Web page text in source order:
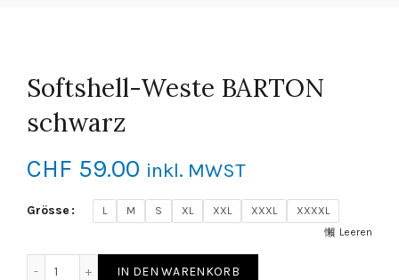
Softshell-Weste BARTON
schwarz
CHF 59.00 inkl. MWST
Grösse L M S XL XXL XXXL
XXXXL
Leeren
IN DEN WARENKORB